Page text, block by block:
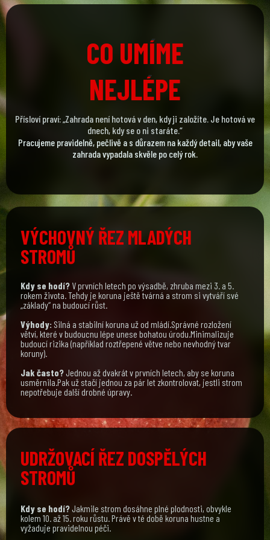
CO UMÍME
CO UMÍME
NEJLÉPE
NEJLÉPE
Přísloví praví: „Zahrada není hotová v den, kdy ji založíte. Je hotová ve
dnech, kdy se o ni staráte.“
Pracujeme pravidelně, pečlivě a s důrazem na každý detail, aby vaše
zahrada vypadala skvěle po celý rok.
VÝCHOVNÝ ŘEZ MLADÝCH
STROMŮ
Kdy se hodí? V prvních letech po výsadbě, zhruba mezi 3. a 5.
rokem života. Tehdy je koruna ještě tvárná a strom si vytváří své
„základy“ na budoucí růst.
Výhody: Silná a stabilní koruna už od mládí.Správné rozložení
větví, které v budoucnu lépe unese bohatou úrodu.Minimalizuje
budoucí rizika (například roztřepené větve nebo nevhodný tvar
koruny).
Jak často?Jednou až dvakrát v prvních letech, aby se koruna
usměrnila.Pak už stačí jednou za pár let zkontrolovat, jestli strom
nepotřebuje další drobné úpravy.
UDRŽOVACÍ ŘEZ DOSPĚLÝCH
STROMŮ
Kdy se hodí?Jakmile strom dosáhne plné plodnosti, obvykle
kolem 10. až 15. roku růstu. Právě v té době koruna hustne a
vyžaduje pravidelnou péči.